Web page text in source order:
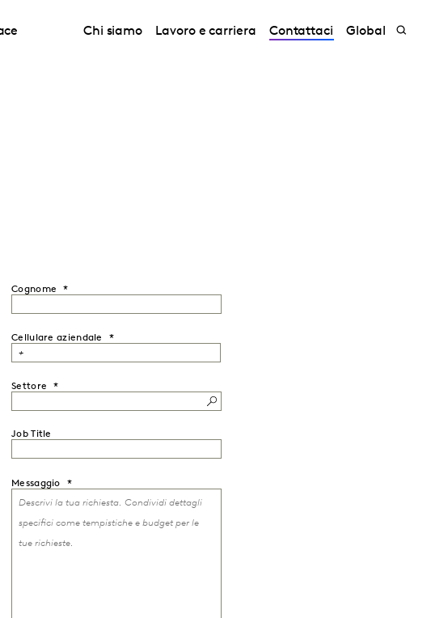
Chi siamo Lavoro e carriera Contattaci Global
Cognome
Cellulare aziendale
Settore
Job Title
Messaggio